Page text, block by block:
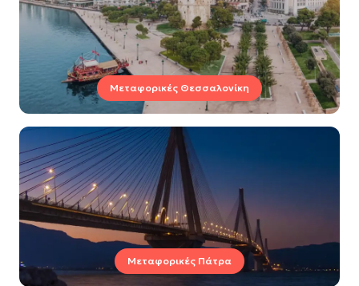
Μεταφορικές Θεσσαλονίκη
Μεταφορικές Πάτρα